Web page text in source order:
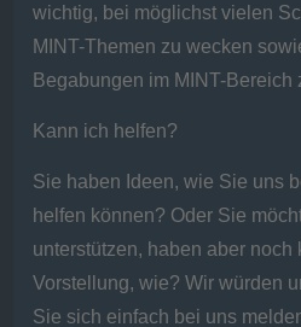
wichtig, bei möglichst vielen
MINT-Themen zu wecken
Begabungen im MINT-Bereich
Kann ich helfen?
Sie haben Ideen, wie Sie uns
helfen können? Oder Sie
unterstützen, haben aber noch
Vorstellung, wie? Wir würden
Sie sich einfach bei uns